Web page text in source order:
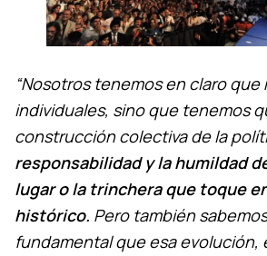
“Nosotros tenemos en claro que
individuales, sino que tenemos
construcción colectiva de la
responsabilidad y la humildad
lugar o la trinchera que toque
histórico. Pero también
fundamental que esa evolución,